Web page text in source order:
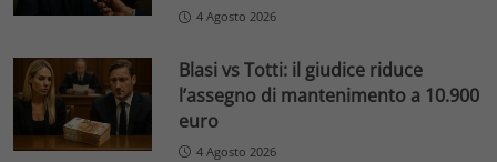
4 Agosto 2026
Blasi vs Totti: il giudice riduce
l’assegno di mantenimento a 10.900
euro
4 Agosto 2026